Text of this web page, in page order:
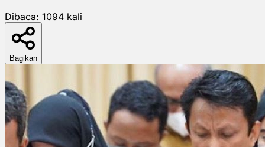
Dibaca: 1094 kali
Bagikan